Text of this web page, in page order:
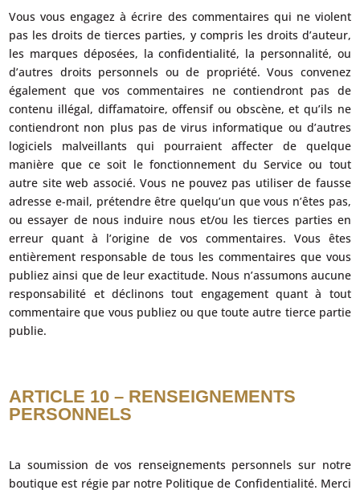
Vous vous engagez à écrire des commentaires qui ne violent
pas les droits de tierces parties, y compris les droits d’auteur,
les marques déposées, la confidentialité, la personnalité, ou
d’autres droits personnels ou de propriété. Vous convenez
également que vos commentaires ne contiendront pas de
contenu illégal, diffamatoire, offensif ou obscène, et qu’ils ne
contiendront non plus pas de virus informatique ou d’autres
logiciels malveillants qui pourraient affecter de quelque
manière que ce soit le fonctionnement du Service ou tout
autre site web associé. Vous ne pouvez pas utiliser de fausse
adresse e-mail, prétendre être quelqu’un que vous n’êtes pas,
ou essayer de nous induire nous et/ou les tierces parties en
erreur quant à l’origine de vos commentaires. Vous êtes
entièrement responsable de tous les commentaires que vous
publiez ainsi que de leur exactitude. Nous n’assumons aucune
responsabilité et déclinons tout engagement quant à tout
commentaire que vous publiez ou que toute autre tierce partie
publie.
ARTICLE 10 – RENSEIGNEMENTS
PERSONNELS
La soumission de vos renseignements personnels sur notre
boutique est régie par notre Politique de Confidentialité. Merci